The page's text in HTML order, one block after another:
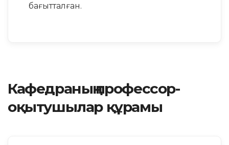
бағытталған.
Кафедраның профессор-
оқытушылар құрамы